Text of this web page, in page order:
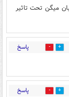
میگن تحت تاثیر
0 پاسخ
10 پاسخ